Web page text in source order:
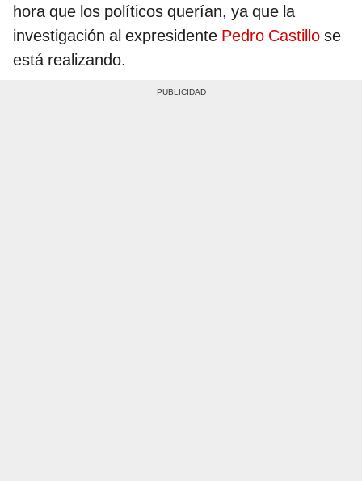
hora que los políticos querían, ya que la
investigación al expresidente Pedro Castillo se
está realizando.